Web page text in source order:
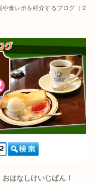
食レポを紹介するブログ（２
おはなしけいじばん！